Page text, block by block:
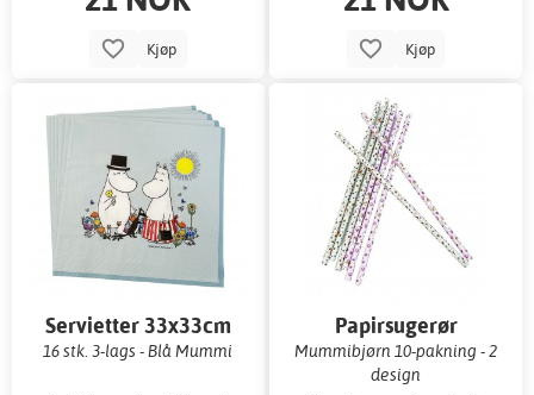
Kjøp Kjøp
Servietter 33x33cm
16 stk. 3-lags - Blå Mummi
Papirsugerør
Mummibjørn 10-pakning - 2
design